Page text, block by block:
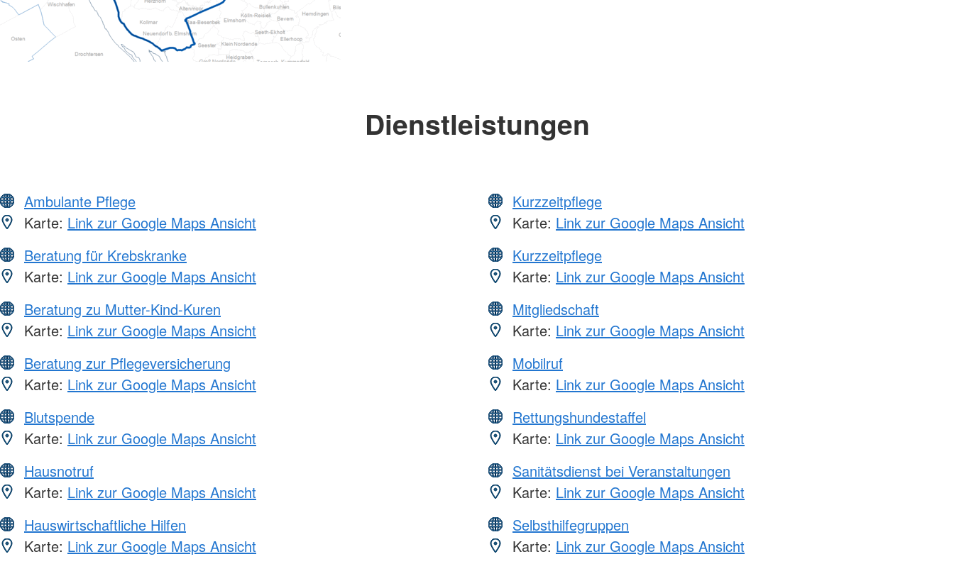
Dienstleistungen
Ambulante Pflege
Karte: Link zur Google Maps Ansicht
Beratung für Krebskranke
Karte: Link zur Google Maps Ansicht
Beratung zu Mutter-Kind-Kuren
Karte: Link zur Google Maps Ansicht
Beratung zur Pflegeversicherung
Karte: Link zur Google Maps Ansicht
Blutspende
Karte: Link zur Google Maps Ansicht
Hausnotruf
Karte: Link zur Google Maps Ansicht
Hauswirtschaftliche Hilfen
Karte: Link zur Google Maps Ansicht
Kurzzeitpflege
Karte: Link zur Google Maps Ansicht
Kurzzeitpflege
Karte: Link zur Google Maps Ansicht
Mitgliedschaft
Karte: Link zur Google Maps Ansicht
Mobilruf
Karte: Link zur Google Maps Ansicht
Rettungshundestaffel
Karte: Link zur Google Maps Ansicht
Sanitätsdienst bei Veranstaltungen
Karte: Link zur Google Maps Ansicht
Selbsthilfegruppen
Karte: Link zur Google Maps Ansicht